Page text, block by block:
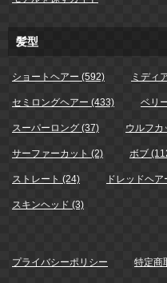
髪型
ショートヘアー (592) ミディ
セミロングヘアー (433) ベリ
スーパーロング (37) ウルフカ
サーファーカット (2) ボブ
ストレート (24) ドレッドヘア
スキンヘッド (3)
プライバシーポリシー 特定商